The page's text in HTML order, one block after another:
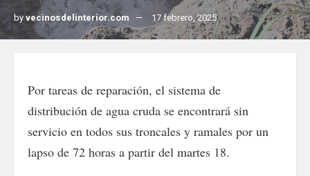
byvecinosdelinterior.com 17 febrero, 2025
Por tareas de reparación, el sistema de
distribución de agua cruda se encontrará sin
servicio en todos sus troncales y ramales por un
lapso de 72 horas a partir del martes 18.